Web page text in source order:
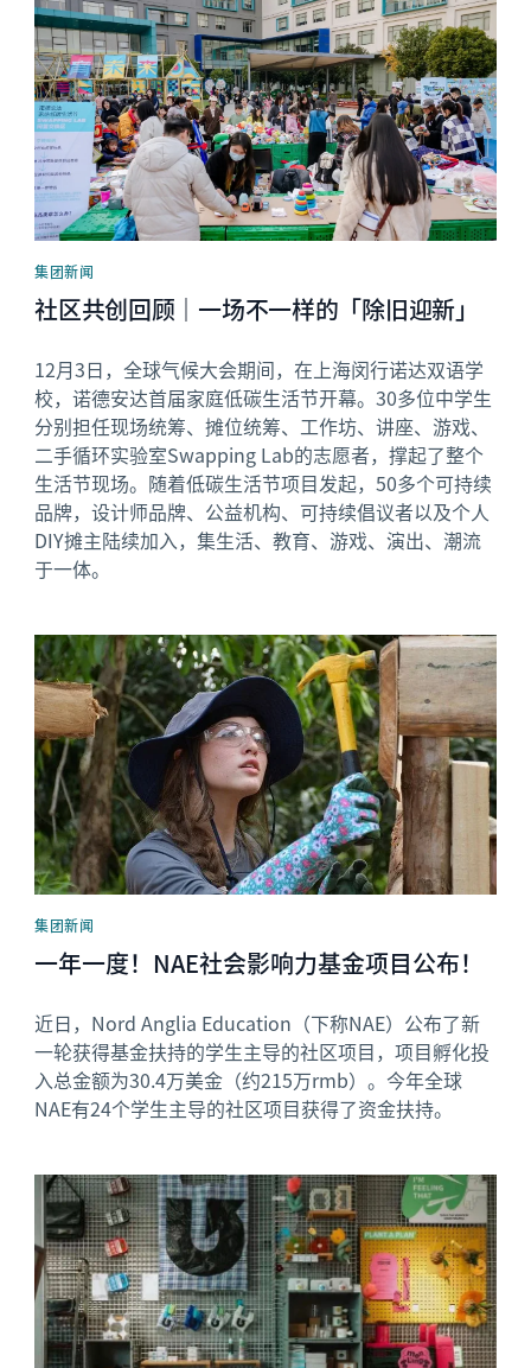
集团新闻
社区共创回顾｜一场不一样的「除旧迎新」
12月3日，全球气候大会期间，在上海闵行诺达双语学
校，诺德安达首届家庭低碳生活节开幕。30多位中学生
分别担任现场统筹、摊位统筹、工作坊、讲座、游戏、
二手循环实验室Swapping Lab的志愿者，撑起了整个
生活节现场。随着低碳生活节项目发起，50多个可持续
品牌，设计师品牌、公益机构、可持续倡议者以及个人
DIY摊主陆续加入，集生活、教育、游戏、演出、潮流
于一体。
News image
集团新闻
一年一度！NAE社会影响力基金项目公布！
近日，Nord Anglia Education（下称NAE）公布了新
一轮获得基金扶持的学生主导的社区项目，项目孵化投
入总金额为30.4万美金（约215万rmb）。今年全球
NAE有24个学生主导的社区项目获得了资金扶持。
News image